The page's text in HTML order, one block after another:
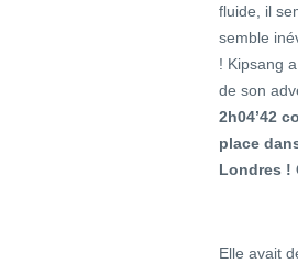
fluide, il
semble
! Kipsang
de son
2h04’42
place
Londres !
Elle avait